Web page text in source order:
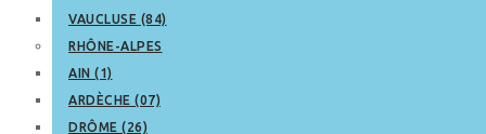
VAUCLUSE (84)
RHÔNE-ALPES
AIN (1)
ARDÈCHE (07)
DRÔME (26)